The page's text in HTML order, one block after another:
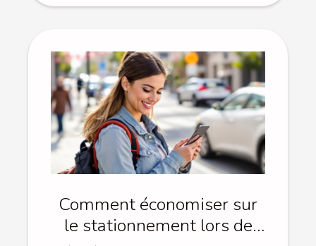
Comment économiser sur
le stationnement lors de